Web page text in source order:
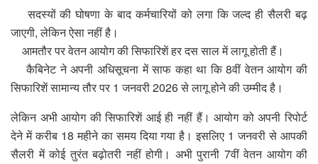
सदस्यों की घोषणा के बाद कर्मचारियों को लगा कि जल्द ही सैलरी बढ़
जाएगी, लेकिन ऐसा नहीं है।
आमतौर पर वेतन आयोग की सिफारिशें हर दस साल में लागू होती हैं।
कैबिनेट ने अपनी अधिसूचना में साफ कहा था कि 8वीं वेतन आयोग की
सिफारिशें सामान्य तौर पर 1 जनवरी 2026 से लागू होने की उम्मीद है।
लेकिन अभी आयोग की सिफारिशें आई ही नहीं हैं। आयोग को अपनी रिपोर्ट
देने में करीब 18 महीने का समय दिया गया है। इसलिए 1 जनवरी से आपकी
सैलरी में कोई तुरंत बढ़ोतरी नहीं होगी। अभी पुरानी 7वीं वेतन आयोग की